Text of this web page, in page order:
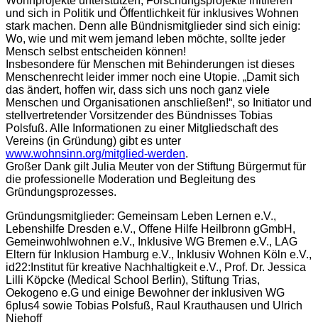
und sich in Politik und Öffentlichkeit für inklusives Wohnen
stark machen. Denn alle Bündnismitglieder sind sich einig:
Wo, wie und mit wem jemand leben möchte, sollte jeder
Mensch selbst entscheiden können!
Insbesondere für Menschen mit Behinderungen ist dieses
Menschenrecht leider immer noch eine Utopie. „Damit sich
das ändert, hoffen wir, dass sich uns noch ganz viele
Menschen und Organisationen anschließen!“, so Initiator und
stellvertretender Vorsitzender des Bündnisses Tobias
Polsfuß. Alle Informationen zu einer Mitgliedschaft des
Vereins (in Gründung) gibt es unter
www.wohnsinn.org/mitglied-werden.
Großer Dank gilt Julia Meuter von der Stiftung Bürgermut für
die professionelle Moderation und Begleitung des
Gründungsprozesses.
Gründungsmitglieder: Gemeinsam Leben Lernen e.V.,
Lebenshilfe Dresden e.V., Offene Hilfe Heilbronn gGmbH,
Gemeinwohlwohnen e.V., Inklusive WG Bremen e.V., LAG
Eltern für Inklusion Hamburg e.V., Inklusiv Wohnen Köln e.V.,
id22:Institut für kreative Nachhaltigkeit e.V., Prof. Dr. Jessica
Lilli Köpcke (Medical School Berlin), Stiftung Trias,
Oekogeno e.G und einige Bewohner der inklusiven WG
6plus4 sowie Tobias Polsfuß, Raul Krauthausen und Ulrich
Niehoff